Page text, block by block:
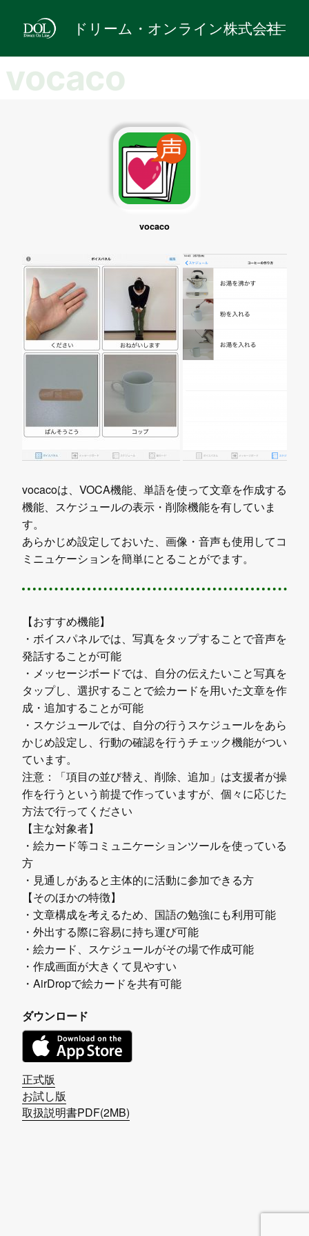
ドリーム・オンライン株式会社
vocaco
vocaco
vocacoは、VOCA機能、単語を使って文章を作成する
機能、スケジュールの表示・削除機能を有していま
す。
あらかじめ設定しておいた、画像・音声も使用してコ
ミニュケーションを簡単にとることがでます。
【おすすめ機能】
・ボイスパネルでは、写真をタップすることで音声を
発話することが可能
・メッセージボードでは、自分の伝えたいこと写真を
タップし、選択することで絵カードを用いた文章を作
成・追加することが可能
・スケジュールでは、自分の行うスケジュールをあら
かじめ設定し、行動の確認を行うチェック機能がつい
ています。
注意：「項目の並び替え、削除、追加」は支援者が操
作を行うという前提で作っていますが、個々に応じた
方法で行ってください
【主な対象者】
・絵カード等コミュニケーションツールを使っている
方
・見通しがあると主体的に活動に参加できる方
【そのほかの特徴】
・文章構成を考えるため、国語の勉強にも利用可能
・外出する際に容易に持ち運び可能
・絵カード、スケジュールがその場で作成可能
・作成画面が大きくて見やすい
・AirDropで絵カードを共有可能
ダウンロード
正式版
お試し版
取扱説明書PDF(2MB)